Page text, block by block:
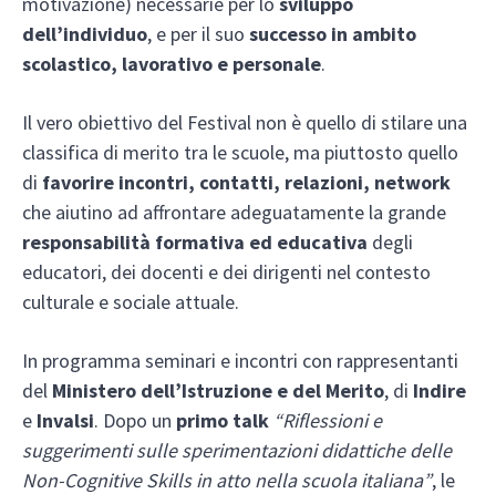
dell’individuo, e per il suo successo in ambito
scolastico, lavorativo e personale.
Il vero obiettivo del Festival non è quello di stilare una
classifica di merito tra le scuole, ma piuttosto quello
di favorire incontri, contatti, relazioni, network
che aiutino ad affrontare adeguatamente la grande
responsabilità formativa ed educativa degli
educatori, dei docenti e dei dirigenti nel contesto
culturale e sociale attuale.
In programma seminari e incontri con rappresentanti
del Ministero dell’Istruzione e del Merito, di Indire
e Invalsi. Dopo un primo talk “Riflessioni e
suggerimenti sulle sperimentazioni didattiche delle
Non-Cognitive Skills in atto nella scuola italiana”, le